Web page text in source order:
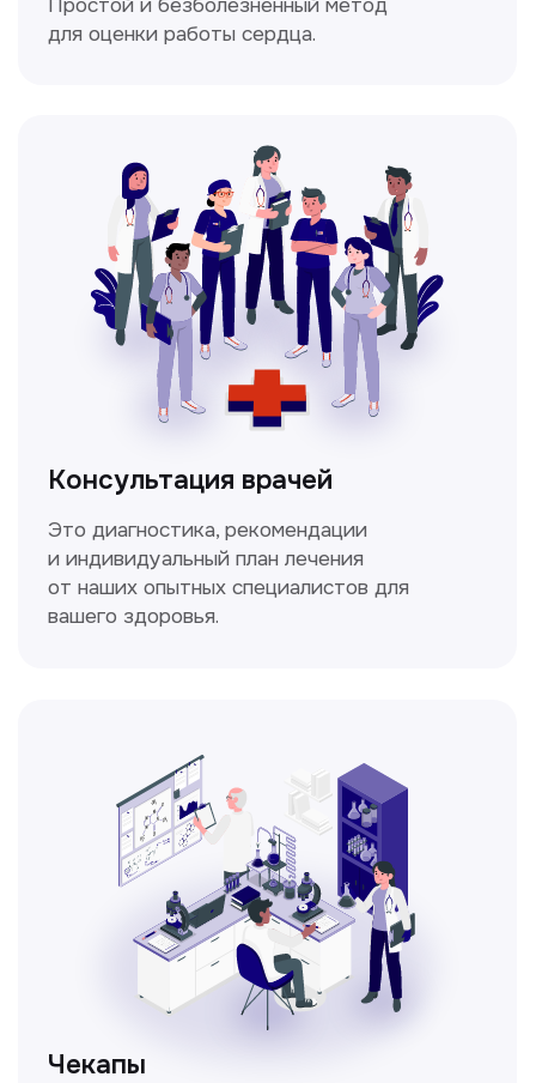
Мультиспиральная
компьютерная томография
Высокоточный метод диагностики,
позволяющий получить детальные
изображения внутренних органов и тканей.
Спирометрия
Метод исследования функции внешнего
дыхания, включающий в себя измерение
объёмных и скоростных показателей